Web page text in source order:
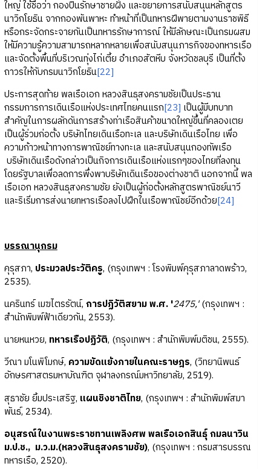
ใหญ่ ใช้ชื่อว่า กองปืนรักษาชายฝั่ง และขยายการสนับสนุนหลักสูตร
นาวิกโยธิน จากกองพันพาหะ ทำหน้าที่เป็นทหารฝีพายตามงานราชพิธี
หรือกระจัดกระจายกันเป็นทหารรักษาการณ์ ให้มีลักษณะเป็นกรมผสม
ให้มีความรู้ความสามารถหลากหลายเพื่อสนับสนุนภารกิจของทหารเรือ
และจัดตั้งพื้นที่บริเวณทุ่งไก่เตี้ย อำเภอสัตหีบ จังหวัดชลบุรี เป็นที่ตั้ง
ถาวรให้กับกรมนาวิกโยธิน[22]
ประการสุดท้าย พลเรือเอก หลวงสินธุสงครามชัยเป็นประธาน
กรรมการการเดินเรือแห่งประเทศไทยคนแรก[23] เป็นผู้มีบทบาท
สำคัญในการผลักดันการสร้างท่าเรือสินค้าขนาดใหญ่ขึ้นที่คลองเตย
เป็นผู้ร่วมก่อตั้ง บริษัทไทยเดินเรือทะเล และบริษัทเดินเรือไทย เพื่อ
ความก้าวหน้าทางการพาณิชย์ทางทะเล และสนับสนุนกองทัพเรือ
บริษัทเดินเรือดังกล่าวเป็นกิจการเดินเรือแห่งแรกๆของไทยที่ลงทุน
โดยรัฐบาลเพื่อลดการพึ่งพาบริษัทเดินเรือของต่างชาติ นอกจากนี้ พล
เรือเอก หลวงสินธุสงครามชัย ยังเป็นผู้ก่อตั้งหลักสูตรพาณิชย์นาวี
และริเริ่มการส่งนายทหารเรือลงไปฝึกในเรือพาณิชย์อีกด้วย[24]
บรรณานุกรม
คุรุสภา, ประมวลประวัติครู, (กรุงเทพฯ : โรงพิมพ์คุรุสภาลาดพร้าว,
2535).
นครินทร์ เมฆไตรรัตน์, การปฏิวัติสยาม พ.ศ. '2475,'(กรุงเทพฯ :
สำนักพิมพ์ฟ้าเดียวกัน, 2553).
นายหนหวย, ทหารเรือปฏิวัติ, (กรุงเทพฯ : สำนักพิมพ์มติชน, 2555).
วีณา มโนพิโมกษ์, ความขัดแย้งภายในคณะราษฎร, (วิทยานิพนธ์
อักษรศาสตรมหาบัณฑิต จุฬาลงกรณ์มหาวิทยาลัย, 2519).
สุธาชัย ยิ้มประเสริฐ, แผนชิงชาติไทย, (กรุงเทพฯ : สำนักพิมพ์สมา
พันธ์, 2534).
อนุสรณ์ในงานพระราชทานเพลิงศพ พลเรือเอกสินธุ์ กมลนาวิน
ม.ป.ช., ม.ว.ม.(หลวงสินธุสงครามชัย), (กรุงเทพฯ : กรมสารบรรณ
ทหารเรือ, 2520).